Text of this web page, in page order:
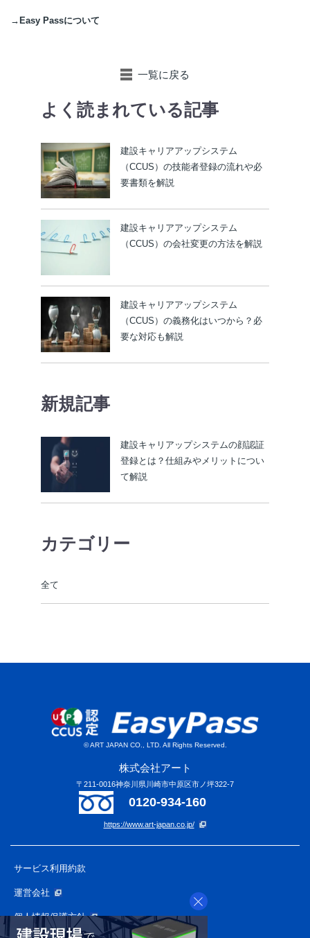
→Easy Passについて
一覧に戻る
よく読まれている記事
建設キャリアアップシステム
（CCUS）の技能者登録の流れや必
要書類を解説
建設キャリアアップシステム
（CCUS）の会社変更の方法を解説
建設キャリアアップシステム
（CCUS）の義務化はいつから？必
要な対応も解説
新規記事
建設キャリアップシステムの顔認証
登録とは？仕組みやメリットについ
て解説
カテゴリー
全て
© ART JAPAN CO., LTD. All Rights Reserved.
株式会社アート
〒211-0016神奈川県川崎市中原区市ノ坪322-7
0120-934-160
https://www.art-japan.co.jp/
サービス利用約款
運営会社
個人情報保護方針